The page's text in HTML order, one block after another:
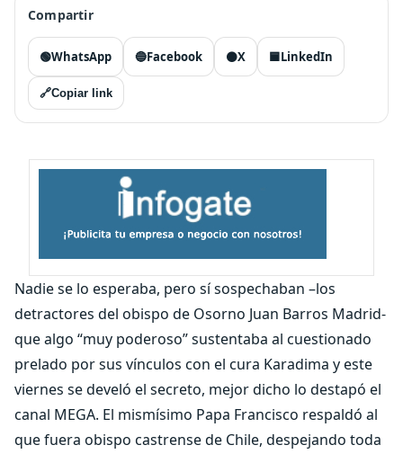
Compartir
🟢WhatsApp 🔵Facebook ⚫X 🟦LinkedIn
🔗Copiar link
Nadie se lo esperaba, pero sí sospechaban –los
detractores del obispo de Osorno Juan Barros Madrid-
que algo “muy poderoso” sustentaba al cuestionado
prelado por sus vínculos con el cura Karadima y este
viernes se develó el secreto, mejor dicho lo destapó el
canal MEGA. El mismísimo Papa Francisco respaldó al
que fuera obispo castrense de Chile, despejando toda